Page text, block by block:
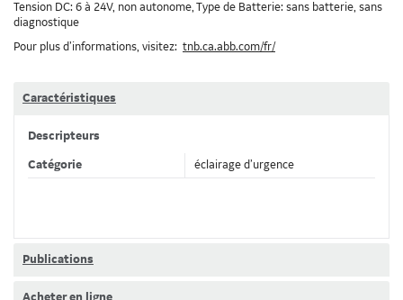
Tension DC: 6 à 24V, non autonome, Type de Batterie: sans batterie, sans
diagnostique
Pour plus d’informations, visitez: tnb.ca.abb.com/fr/
Caractéristiques
Descripteurs
Catégorie éclairage d’urgence
Publications
Acheter en ligne